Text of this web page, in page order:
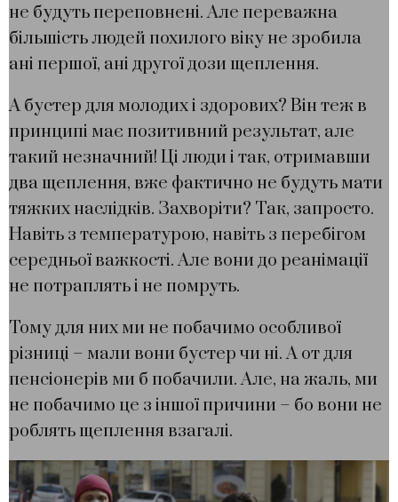
не будуть переповнені. Але переважна
більшість людей похилого віку не зробила
ані першої, ані другої дози щеплення.
А бустер для молодих і здорових? Він теж в
принципі має позитивний результат, але
такий незначний! Ці люди і так, отримавши
два щеплення, вже фактично не будуть мати
тяжких наслідків. Захворіти? Так, запросто.
Навіть з температурою, навіть з перебігом
середньої важкості. Але вони до реанімації
не потраплять і не помруть.
Тому для них ми не побачимо особливої
різниці – мали вони бустер чи ні. А от для
пенсіонерів ми б побачили. Але, на жаль, ми
не побачимо це з іншої причини – бо вони не
роблять щеплення взагалі.